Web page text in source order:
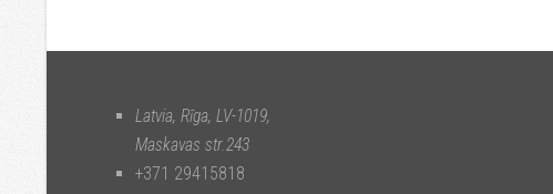
Latvia, Rīga, LV-1019,
Maskavas str.243
+371 29415818